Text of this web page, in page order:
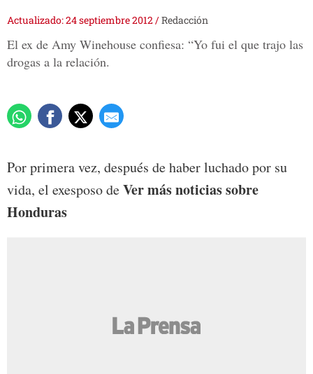
Actualizado: 24 septiembre 2012/Redacción
El ex de Amy Winehouse confiesa: “Yo fui el que trajo las
drogas a la relación.
Por primera vez, después de haber luchado por su
vida, el exesposo deVer más noticias sobre
Honduras